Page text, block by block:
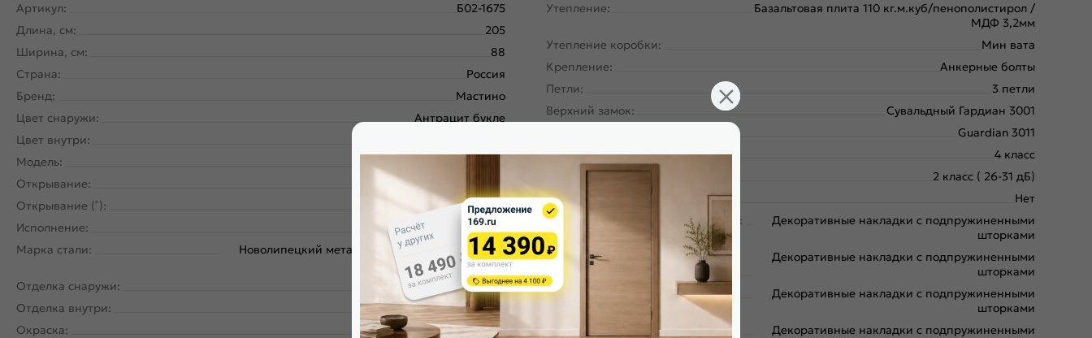
Артикул:
Б02-1675
Длина, см:
205
Ширина, см:
88
Страна:
Россия
Бренд:
Мастино
Цвет снаружи:
Антрацит букле
Цвет внутри:
Модель:
Открывание:
Правое
Открывание (˚):
180
Исполнение:
Металл-панель
Марка стали:
Новолипецкий металлургический завод, завод
Северсталь; РФ
Отделка снаружи:
Антрацит букле
Отделка внутри:
Бетон бежевый, 10T-130
Окраска:
Антрацит букле
Утепление:
Базальтовая плита 110 кг.м.куб/пенополистирол /
МДФ 3,2мм
Утепление коробки:
Мин вата
Крепление:
Анкерные болты
Петли:
3 петли
Верхний замок:
Сувальдный Гардиан 3001
Guardian 3011
Класс замка:
4 класс
Класс шумоизоляции:
2 класс ( 26-31 дБ)
Цилиндр:
Нет
Накладка цилиндровая наружная:
Декоративные накладки с подпружиненными
шторками
Накладка цилиндровая
внутренняя:
Декоративные накладки с подпружиненными
шторками
Накладка сувальдная наружная:
Декоративные накладки с подпружиненными
шторками
Накладка сувальдная внутренняя:
Декоративные накладки с подпружиненными